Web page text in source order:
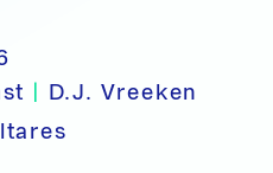
D.J. Vreeken